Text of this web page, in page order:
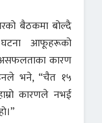
बैठकमा बोल्दै
आफूहरूको
कारण
भने, “चैत १५
कारणले नभई